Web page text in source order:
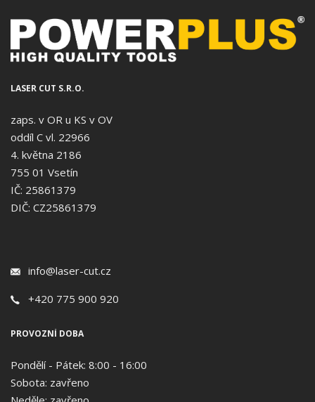
LASER CUT S.R.O.
zaps. v OR u KS v OV
oddíl C vl. 22966
4. května 2186
755 01 Vsetín
IČ: 25861379
DIČ: CZ25861379
info@laser-cut.cz
+420 775 900 920
PROVOZNÍ DOBA
Pondělí - Pátek: 8:00 - 16:00
Sobota: zavřeno